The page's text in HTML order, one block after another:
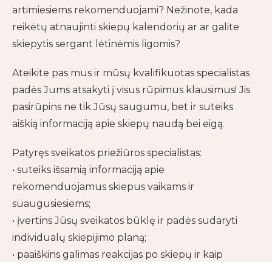
artimiesiems rekomenduojami? Nežinote, kada
reikėtų atnaujinti skiepų kalendorių ar ar galite
skiepytis sergant lėtinėmis ligomis?
Ateikite pas mus ir mūsų kvalifikuotas specialistas
padės Jums atsakyti į visus rūpimus klausimus! Jis
pasirūpins ne tik Jūsų saugumu, bet ir suteiks
aiškią informaciją apie skiepų naudą bei eigą.
Patyręs sveikatos priežiūros specialistas:
• suteiks išsamią informaciją apie
rekomenduojamus skiepus vaikams ir
suaugusiesiems;
• įvertins Jūsų sveikatos būklę ir padės sudaryti
individualų skiepijimo planą;
• paaiškins galimas reakcijas po skiepų ir kaip